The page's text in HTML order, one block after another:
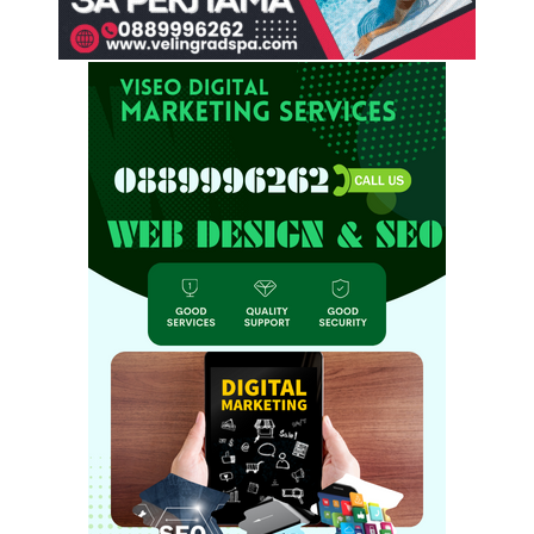
February 23, 2026
UNCATEGORIZED
Професионални котлони за кухня: Пълно
ръководство при избор
January 22, 2026